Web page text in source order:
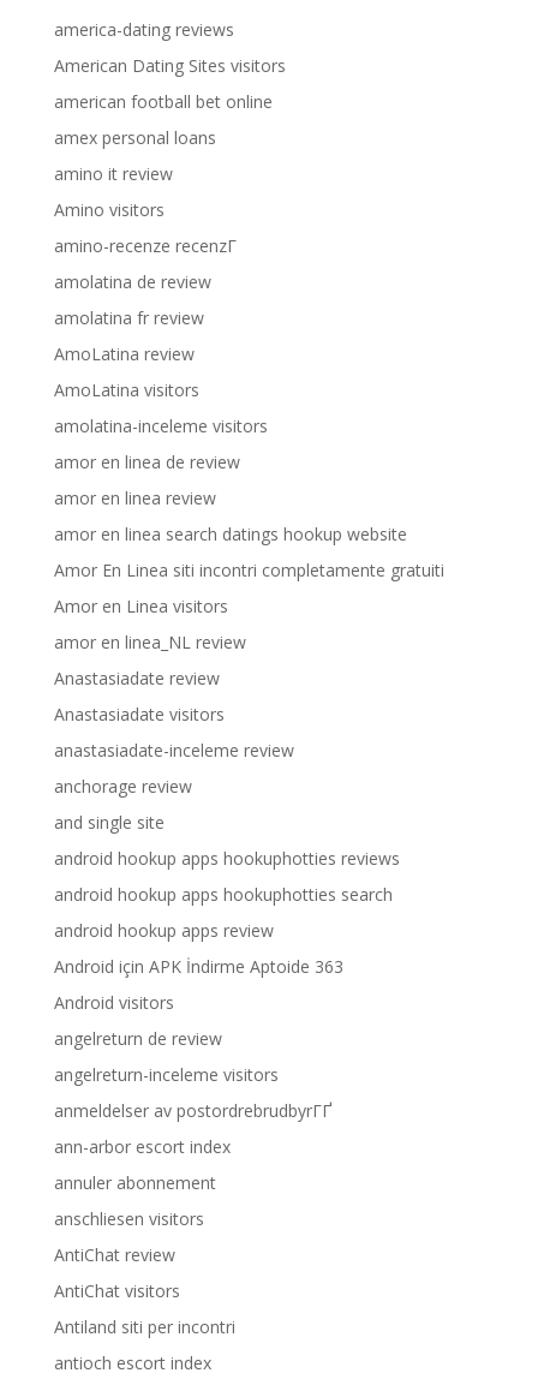
america-dating reviews
American Dating Sites visitors
american football bet online
amex personal loans
amino it review
Amino visitors
amino-recenze recenzГ­
amolatina de review
amolatina fr review
AmoLatina review
AmoLatina visitors
amolatina-inceleme visitors
amor en linea de review
amor en linea review
amor en linea search datings hookup website
Amor En Linea siti incontri completamente gratuiti
Amor en Linea visitors
amor en linea_NL review
Anastasiadate review
Anastasiadate visitors
anastasiadate-inceleme review
anchorage review
and single site
android hookup apps hookuphotties reviews
android hookup apps hookuphotties search
android hookup apps review
Android için APK İndirme Aptoide 363
Android visitors
angelreturn de review
angelreturn-inceleme visitors
anmeldelser av postordrebrudbyrГҐ
ann-arbor escort index
annuler abonnement
anschliesen visitors
AntiChat review
AntiChat visitors
Antiland siti per incontri
antioch escort index